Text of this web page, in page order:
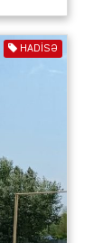
HADISƏ